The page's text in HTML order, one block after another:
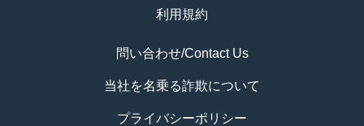
利用規約
問い合わせ/Contact Us
当社を名乗る詐欺について
プライバシーポリシー